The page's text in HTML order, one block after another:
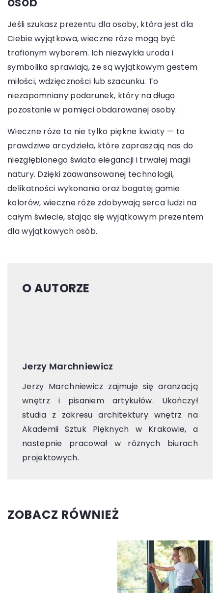
Jeśli szukasz prezentu dla osoby, która jest dla
Ciebie wyjątkowa, wieczne róże mogą być
trafionym wyborem. Ich niezwykła uroda i
symbolika sprawiają, że są wyjątkowym gestem
miłości, wdzięczności lub szacunku. To
niezapomniany podarunek, który na długo
pozostanie w pamięci obdarowanej osoby.
Wieczne róże to nie tylko piękne kwiaty — to
prawdziwe arcydzieła, które zapraszają nas do
niezgłębionego świata elegancji i trwałej magii
natury. Dzięki zaawansowanej technologii,
delikatności wykonania oraz bogatej gamie
kolorów, wieczne róże zdobywają serca ludzi na
całym świecie, stając się wyjątkowym prezentem
dla wyjątkowych osób.
O AUTORZE
Jerzy Marchniewicz
Jerzy Marchniewicz zajmuje się aranżacją
wnętrz i pisaniem artykułów. Ukończył
studia z zakresu architektury wnętrz na
Akademii Sztuk Pięknych w Krakowie, a
nastepnie pracował w różnych biurach
projektowych.
ZOBACZ RÓWNIEŻ